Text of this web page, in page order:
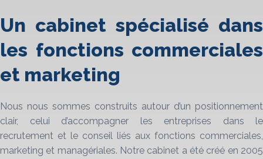
Un cabinet spécialisé dans
les fonctions commerciales
et marketing
Nous nous sommes construits autour d’un positionnement
clair, celui d’accompagner les entreprises dans le
recrutement et le conseil liés aux fonctions commerciales,
marketing et managériales. Notre cabinet a été créé en 2005